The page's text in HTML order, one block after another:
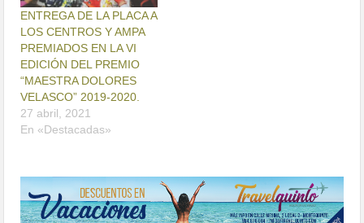
ENTREGA DE LA PLACA A
LOS CENTROS Y AMPA
PREMIADOS EN LA VI
EDICIÓN DEL PREMIO
“MAESTRA DOLORES
VELASCO” 2019-2020.
27 abril, 2021
En «Destacadas»